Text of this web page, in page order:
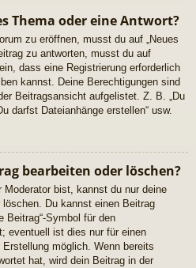
Thema oder eine Antwort?
zu eröffnen, musst du auf „Neues
zu antworten, musst du auf
dass eine Registrierung erforderlich
kannst. Deine Berechtigungen sind
Beitragsansicht aufgelistet. Z. B. „Du
darfst Dateianhänge erstellen“ usw.
bearbeiten oder löschen?
bist, kannst du nur deine
Du kannst einen Beitrag
Beitrag“-Symbol für den
eventuell ist dies nur für einen
möglich. Wenn bereits
hat, wird dein Beitrag in der